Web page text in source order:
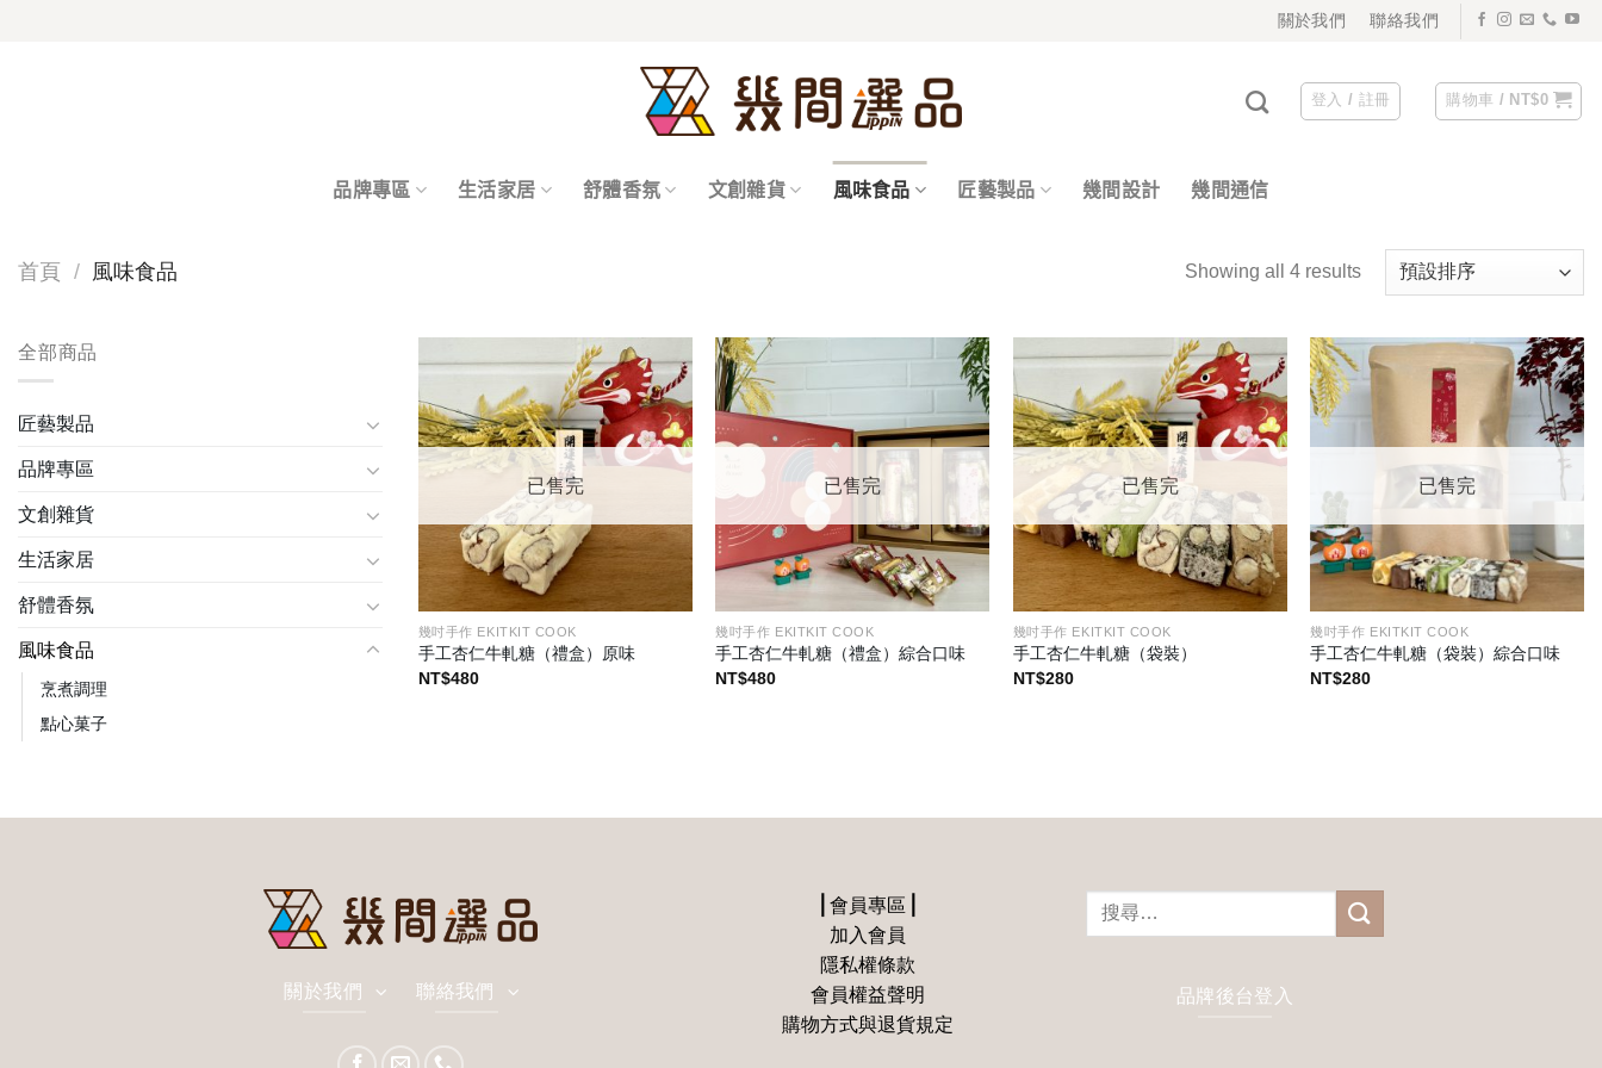
關於我們 聯絡我們
登入 / 註冊 購物車 / NT$0
品牌專區 生活家居 舒體香氛 文創雜貨 風味食品 匠藝製品 幾間設計 幾間通信
首頁 / 風味食品 Showing all 4 results
全部商品
匠藝製品
品牌專區
文創雜貨
生活家居
舒體香氛
風味食品
烹煮調理
點心菓子
已售完
幾吋手作 EKITKIT COOK
手工杏仁牛軋糖（禮盒）原味
NT$480
已售完
幾吋手作 EKITKIT COOK
手工杏仁牛軋糖（禮盒）綜合口味
NT$480
已售完
幾吋手作 EKITKIT COOK
手工杏仁牛軋糖（袋裝）
NT$280
已售完
幾吋手作 EKITKIT COOK
手工杏仁牛軋糖（袋裝）綜合口味
NT$280
關於我們 聯絡我們
⎪會員專區⎪
加入會員
隱私權條款
會員權益聲明
購物方式與退貨規定
品牌後台登入